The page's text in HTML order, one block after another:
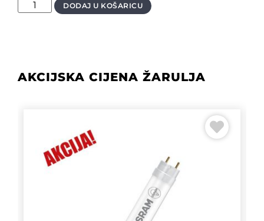
DODAJ U KOŠARICU
AKCIJSKA CIJENA ŽARULJA